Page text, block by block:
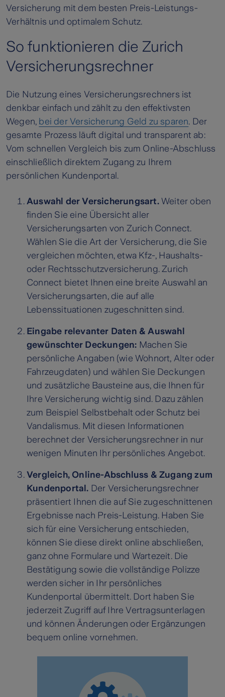
Versicherung mit dem besten Preis-Leistungs-
Verhältnis und optimalem Schutz.
So funktionieren die Zurich
Versicherungsrechner
Die Nutzung eines Versicherungsrechners ist
denkbar einfach und zählt zu den effektivsten
Wegen, bei der Versicherung Geld zu sparen. Der
gesamte Prozess läuft digital und transparent ab:
Vom schnellen Vergleich bis zum Online-Abschluss
einschließlich direktem Zugang zu Ihrem
persönlichen Kundenportal.
Auswahl der Versicherungsart.Weiter oben
finden Sie eine Übersicht aller
Versicherungsarten von Zurich Connect.
Wählen Sie die Art der Versicherung, die Sie
vergleichen möchten, etwa Kfz-, Haushalts-
oder Rechtsschutzversicherung. Zurich
Connect bietet Ihnen eine breite Auswahl an
Versicherungsarten, die auf alle
Lebenssituationen zugeschnitten sind.
Eingabe relevanter Daten & Auswahl
gewünschter Deckungen: Machen Sie
persönliche Angaben (wie Wohnort, Alter oder
Fahrzeugdaten) und wählen Sie Deckungen
und zusätzliche Bausteine aus, die Ihnen für
Ihre Versicherung wichtig sind. Dazu zählen
zum Beispiel Selbstbehalt oder Schutz bei
Vandalismus. Mit diesen Informationen
berechnet der Versicherungsrechner in nur
wenigen Minuten Ihr persönliches Angebot.
Vergleich, Online-Abschluss & Zugang zum
Kundenportal. Der Versicherungsrechner
präsentiert Ihnen die auf Sie zugeschnittenen
Ergebnisse nach Preis-Leistung. Haben Sie
sich für eine Versicherung entschieden,
können Sie diese direkt online abschließen,
ganz ohne Formulare und Wartezeit. Die
Bestätigung sowie die vollständige Polizze
werden sicher in Ihr persönliches
Kundenportal übermittelt. Dort haben Sie
jederzeit Zugriff auf Ihre Vertragsunterlagen
und können Änderungen oder Ergänzungen
bequem online vornehmen.